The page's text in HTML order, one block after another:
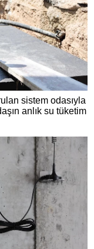
sistem odasıyla
anlık su tüketim